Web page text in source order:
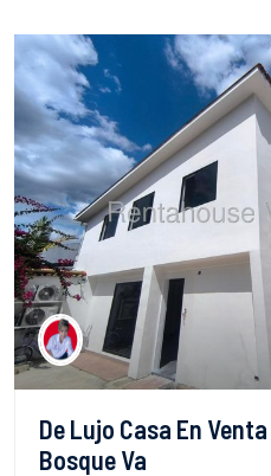
De Lujo Casa En
Bosque Va